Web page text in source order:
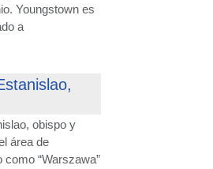
Youngstown es
a
obispo y
área de
“Warszawa”